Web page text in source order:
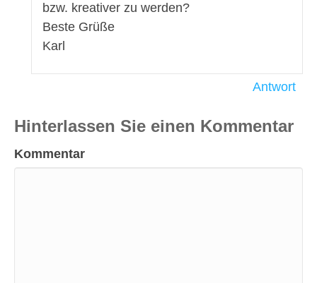
bzw. kreativer zu werden?
Beste Grüße
Karl
Antwort
Hinterlassen Sie einen Kommentar
Kommentar